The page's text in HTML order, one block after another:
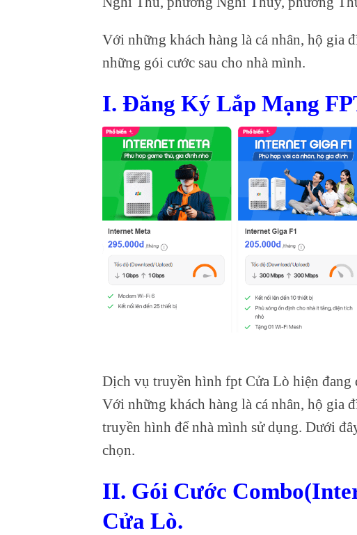
Với những khách hàng là cá nhân, hộ gia
những gói cước sau cho nhà mình.
I. Đăng Ký Lắp Mạng
Dịch vụ truyền hình fpt Cửa Lò hiện đang
Với những khách hàng là cá nhân, hộ gia
truyền hình để nhà mình sử dụng. Dưới
chọn.
II. Gói Cước
Cửa Lò.